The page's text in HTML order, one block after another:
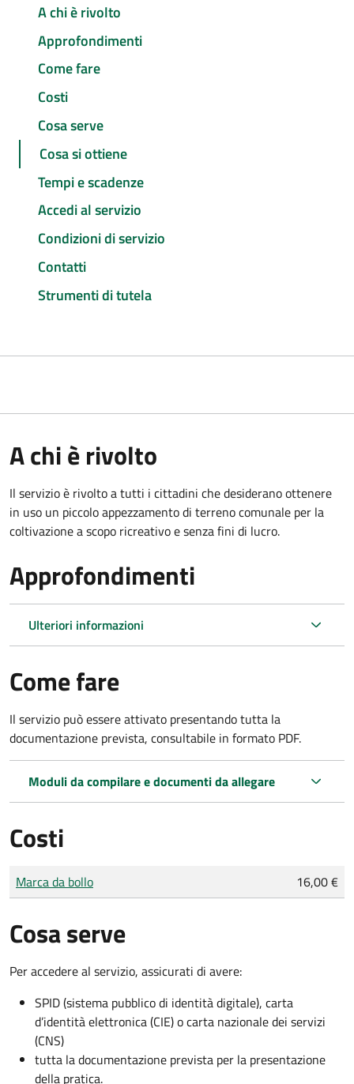
A chi è rivolto
Approfondimenti
Come fare
Costi
Cosa serve
Cosa si ottiene
Tempi e scadenze
Accedi al servizio
Condizioni di servizio
Contatti
Strumenti di tutela
A chi è rivolto
Il servizio è rivolto a tutti i cittadini che desiderano ottenere
in uso un piccolo appezzamento di terreno comunale per la
coltivazione a scopo ricreativo e senza fini di lucro.
Approfondimenti
Ulteriori informazioni
Come fare
Il servizio può essere attivato presentando tutta la
documentazione prevista, consultabile in formato PDF.
Moduli da compilare e documenti da allegare
Costi
Tipo di pagamento
Importo
Marca da bollo 16,00 €
Cosa serve
Per accedere al servizio, assicurati di avere:
SPID (sistema pubblico di identità digitale), carta
d’identità elettronica (CIE) o carta nazionale dei servizi
(CNS)
tutta la documentazione prevista per la presentazione
della pratica.